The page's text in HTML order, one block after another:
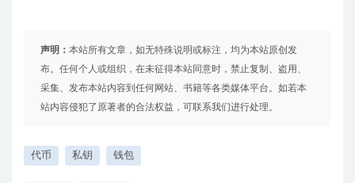
声明： 本站所有文章，如无特殊说明或标注，均为本站原创发
布。任何个人或组织，在未征得本站同意时，禁止复制、盗用、
采集、发布本站内容到任何网站、书籍等各类媒体平台。如若本
站内容侵犯了原著者的合法权益，可联系我们进行处理。
代币 私钥 钱包